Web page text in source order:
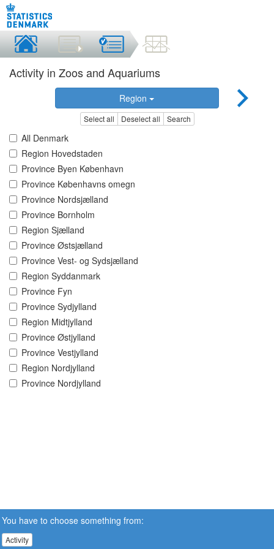
Activity in Zoos and Aquariums
Region
Select all Deselect all Search
All Denmark
Region Hovedstaden
Province Byen København
Province Københavns omegn
Province Nordsjælland
Province Bornholm
Region Sjælland
Province Østsjælland
Province Vest- og Sydsjælland
Region Syddanmark
Province Fyn
Province Sydjylland
Region Midtjylland
Province Østjylland
Province Vestjylland
Region Nordjylland
Province Nordjylland
You have to choose something from:
Activity